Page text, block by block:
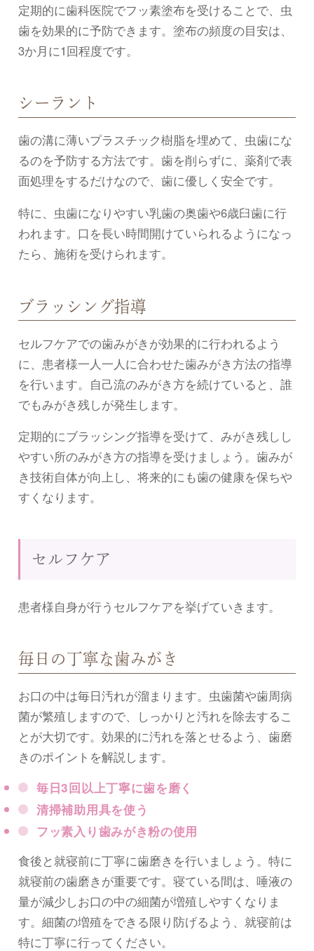
定期的に歯科医院でフッ素塗布を受けることで、虫
歯を効果的に予防できます。塗布の頻度の目安は、
3か月に1回程度です。
シーラント
歯の溝に薄いプラスチック樹脂を埋めて、虫歯にな
るのを予防する方法です。歯を削らずに、薬剤で表
面処理をするだけなので、歯に優しく安全です。
特に、虫歯になりやすい乳歯の奥歯や6歳臼歯に行
われます。口を長い時間開けていられるようになっ
たら、施術を受けられます。
ブラッシング指導
セルフケアでの歯みがきが効果的に行われるよう
に、患者様一人一人に合わせた歯みがき方法の指導
を行います。自己流のみがき方を続けていると、誰
でもみがき残しが発生します。
定期的にブラッシング指導を受けて、みがき残しし
やすい所のみがき方の指導を受けましょう。歯みが
き技術自体が向上し、将来的にも歯の健康を保ちや
すくなります。
セルフケア
患者様自身が行うセルフケアを挙げていきます。
毎日の丁寧な歯みがき
お口の中は毎日汚れが溜まります。虫歯菌や歯周病
菌が繁殖しますので、しっかりと汚れを除去するこ
とが大切です。効果的に汚れを落とせるよう、歯磨
きのポイントを解説します。
毎日3回以上丁寧に歯を磨く
清掃補助用具を使う
フッ素入り歯みがき粉の使用
食後と就寝前に丁寧に歯磨きを行いましょう。特に
就寝前の歯磨きが重要です。寝ている間は、唾液の
量が減少しお口の中の細菌が増殖しやすくなりま
す。細菌の増殖をできる限り防げるよう、就寝前は
特に丁寧に行ってください。